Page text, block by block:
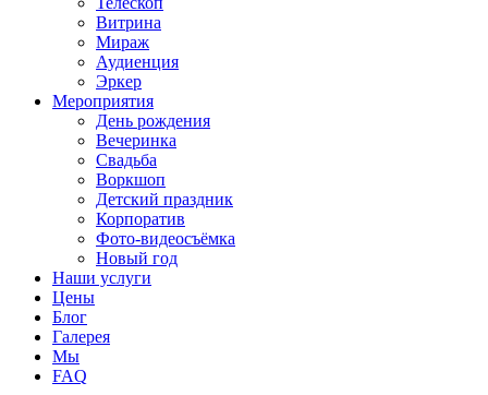
Витрина
Мираж
Аудиенция
Эркер
Мероприятия
День рождения
Вечеринка
Свадьба
Воркшоп
Детский праздник
Корпоратив
Фото-видеосъёмка
Новый год
Наши услуги
Цены
Блог
Галерея
Мы
FAQ